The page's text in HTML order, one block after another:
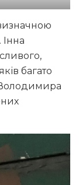
багато
Володимира